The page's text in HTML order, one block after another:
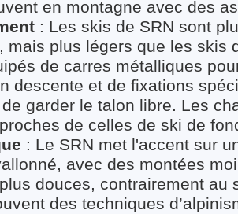
en montagne avec des
: Les skis de SRN sont
mais plus légers que les skis
de carres métalliques
descente et de fixations
garder le talon libre. Les
de celles de ski de
: Le SRN met l'accent sur
avec des montées
douces, contrairement au
des techniques